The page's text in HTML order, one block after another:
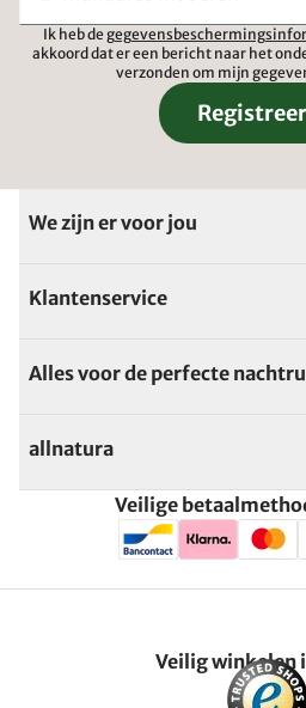
Ik heb de
akkoord dat er een bericht naar het
verzonden om mijn
We zijn er voor jou
Klantenservice
Alles voor de perfecte
allnatura
Veilige
Veilig winkelen